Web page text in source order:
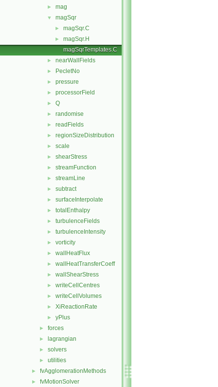
► mag
▼ magSqr
► magSqr.C
►
magSqr.H
magSqrTemplates.C
► nearWallFields
► PecletNo
► pressure
► processorField
► Q
► randomise
► readFields
► regionSizeDistribution
► scale
► shearStress
► streamFunction
► streamLine
► subtract
► surfaceInterpolate
► totalEnthalpy
► turbulenceFields
► turbulenceIntensity
► vorticity
► wallHeatFlux
► wallHeatTransferCoeff
► wallShearStress
► writeCellCentres
► writeCellVolumes
► XiReactionRate
► yPlus
► forces
► lagrangian
► solvers
► utilities
► fvAgglomerationMethods
► fvMotionSolver